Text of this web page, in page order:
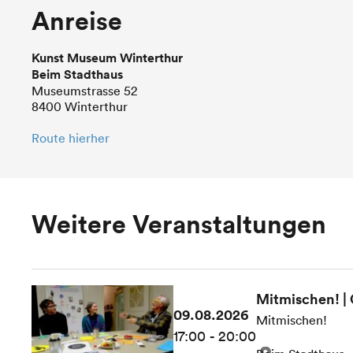
Anreise
Kunst Museum Winterthur
Beim Stadthaus
Museumstrasse 52
8400 Winterthur
Route hierher
Weitere Veranstaltungen
09.08.2026
17:00 - 20:00
Mitmischen! |
Mitmischen!